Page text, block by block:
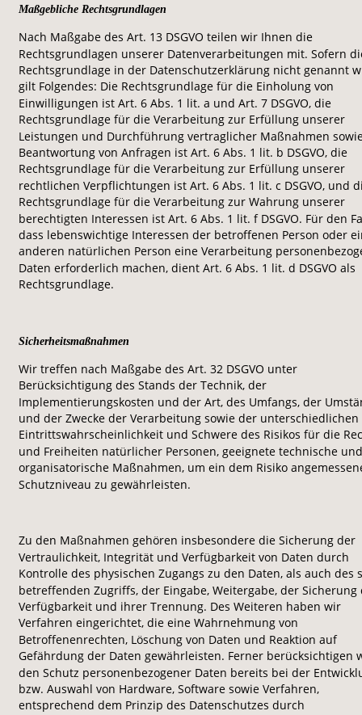
Maßgebliche Rechtsgrundlagen
Nach Maßgabe des Art. 13 DSGVO teilen wir Ihnen die
Rechtsgrundlagen unserer Datenverarbeitungen mit. Sofern
Rechtsgrundlage in der Datenschutzerklärung nicht genannt
gilt Folgendes: Die Rechtsgrundlage für die Einholung von
Einwilligungen ist Art. 6 Abs. 1 lit. a und Art. 7 DSGVO, die
Rechtsgrundlage für die Verarbeitung zur Erfüllung unserer
Leistungen und Durchführung vertraglicher Maßnahmen
Beantwortung von Anfragen ist Art. 6 Abs. 1 lit. b DSGVO, die
Rechtsgrundlage für die Verarbeitung zur Erfüllung unserer
rechtlichen Verpflichtungen ist Art. 6 Abs. 1 lit. c DSGVO, und
Rechtsgrundlage für die Verarbeitung zur Wahrung unserer
berechtigten Interessen ist Art. 6 Abs. 1 lit. f DSGVO. Für den
dass lebenswichtige Interessen der betroffenen Person oder
anderen natürlichen Person eine Verarbeitung
Daten erforderlich machen, dient Art. 6 Abs. 1 lit. d DSGVO als
Rechtsgrundlage.
Sicherheitsmaßnahmen
Wir treffen nach Maßgabe des Art. 32 DSGVO unter
Berücksichtigung des Stands der Technik, der
Implementierungskosten und der Art, des Umfangs, der
und der Zwecke der Verarbeitung sowie der unterschiedlichen
Eintrittswahrscheinlichkeit und Schwere des Risikos für die
und Freiheiten natürlicher Personen, geeignete technische
organisatorische Maßnahmen, um ein dem Risiko
Schutzniveau zu gewährleisten.
Zu den Maßnahmen gehören insbesondere die Sicherung der
Vertraulichkeit, Integrität und Verfügbarkeit von Daten durch
Kontrolle des physischen Zugangs zu den Daten, als auch des
betreffenden Zugriffs, der Eingabe, Weitergabe, der
Verfügbarkeit und ihrer Trennung. Des Weiteren haben wir
Verfahren eingerichtet, die eine Wahrnehmung von
Betroffenenrechten, Löschung von Daten und Reaktion auf
Gefährdung der Daten gewährleisten. Ferner berücksichtigen
den Schutz personenbezogener Daten bereits bei der
bzw. Auswahl von Hardware, Software sowie Verfahren,
entsprechend dem Prinzip des Datenschutzes durch